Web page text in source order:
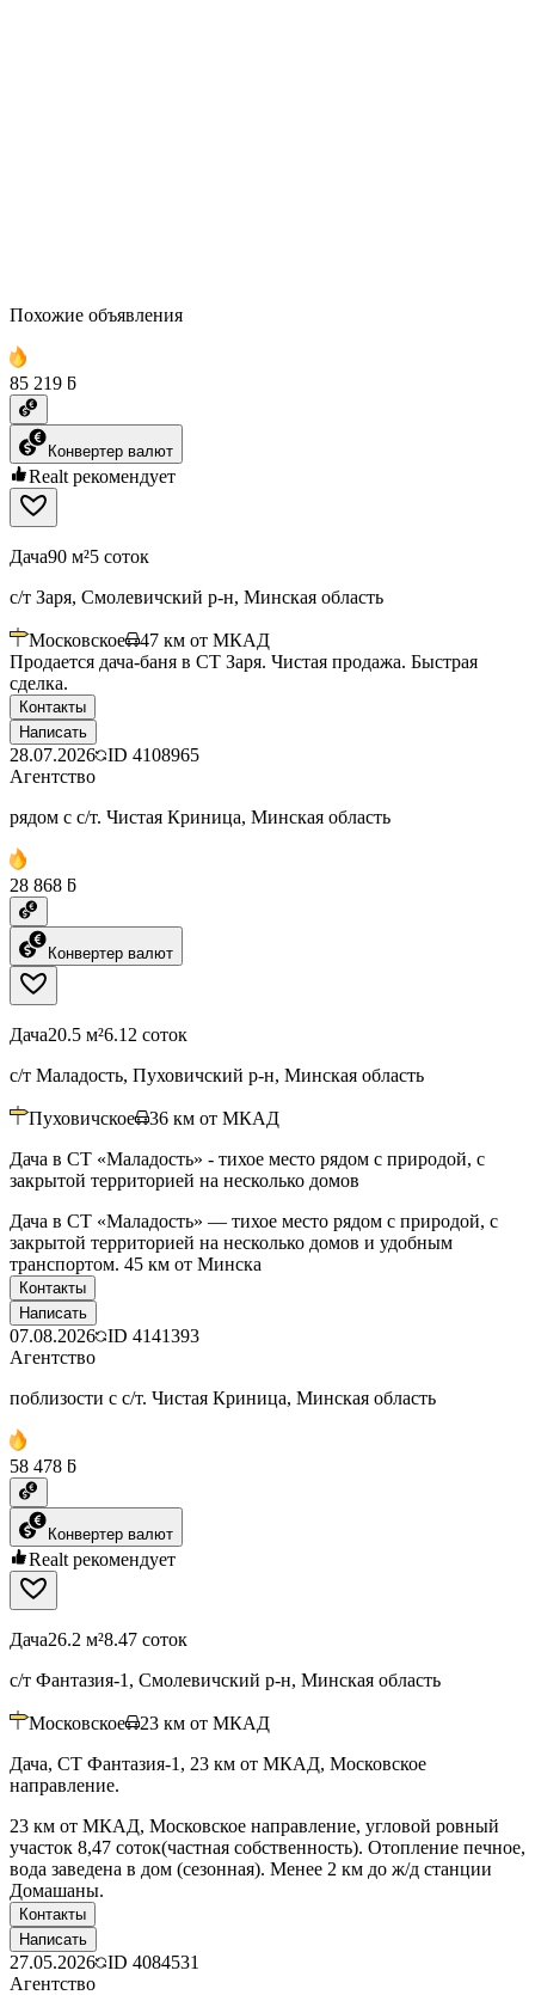
Похожие объявления
85 219 ƃ
Конвертер валют
Realt рекомендует
Дача90 м²5 соток
с/т Заря, Смолевичский р-н, Минская область
Московское 47 км от МКАД
Продается дача-баня в СТ Заря. Чистая продажа. Быстрая
сделка.
Контакты
Написать
28.07.2026 ID 4108965
Агентство
рядом с с/т. Чистая Криница, Минская область
28 868 ƃ
Конвертер валют
Дача20.5 м²6.12 соток
с/т Маладость, Пуховичский р-н, Минская область
Пуховичское 36 км от МКАД
Дача в СТ «Маладость» - тихое место рядом с природой, с
закрытой территорией на несколько домов
Дача в СТ «Маладость» — тихое место рядом с природой, с
закрытой территорией на несколько домов и удобным
транспортом. 45 км от Минска
Контакты
Написать
07.08.2026 ID 4141393
Агентство
поблизости с с/т. Чистая Криница, Минская область
58 478 ƃ
Конвертер валют
Realt рекомендует
Дача26.2 м²8.47 соток
с/т Фантазия-1, Смолевичский р-н, Минская область
Московское 23 км от МКАД
Дача, СТ Фантазия-1, 23 км от МКАД, Московское
направление.
23 км от МКАД, Московское направление, угловой ровный
участок 8,47 соток(частная собственность). Отопление печное,
вода заведена в дом (сезонная). Менее 2 км до ж/д станции
Домашаны.
Контакты
Написать
27.05.2026 ID 4084531
Агентство